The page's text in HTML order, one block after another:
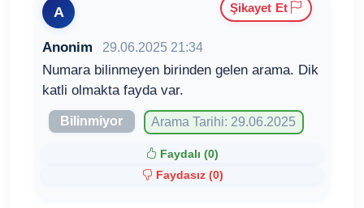
A
Anonim 29.06.2025 21:34
Numara bilinmeyen birinden gelen arama. Dik
katli olmakta fayda var.
Bilinmiyor Arama Tarihi: 29.06.2025
Faydalı (0)
Faydasız (0)
Şikayet Et